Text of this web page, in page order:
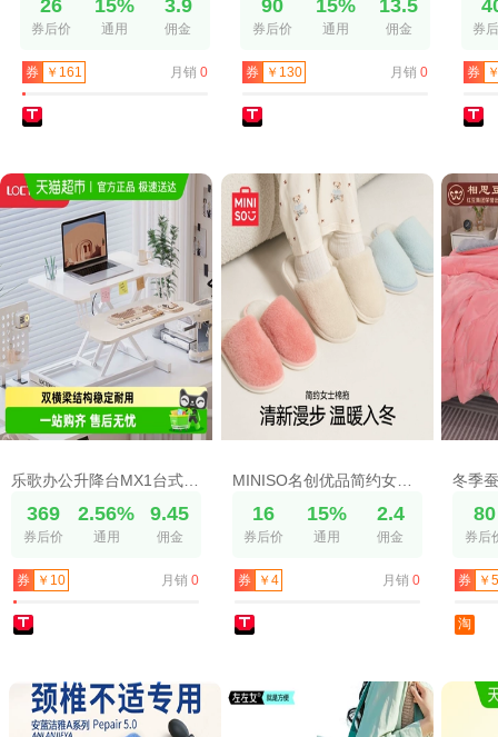
26
券后价
15%
通用
3.9
佣金
券 ￥161 月销 0
90
券后价
15%
通用
13.5
佣金
券 ￥130 月销0
券
券
369
券后价
2.56%
通用
9.45
佣金
券 ￥10 月销0
MINISO名创优品简约女士棉拖秋冬外穿居家室内防滑毛绒保暖拖鞋轻
16
券后价
15%
通用
2.4
佣金
券 ￥4 月销 0
80
券后
券 ￥
淘